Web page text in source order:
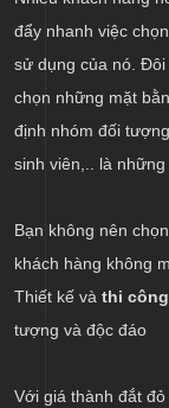
đẩy nhanh việc
sử dụng của nó.
chọn những mặt
định nhóm đối
sinh viên,.. là
Bạn không nên
khách hàng không
Thiết kế và thi
tượng và độc đáo
Với giá thành đắt